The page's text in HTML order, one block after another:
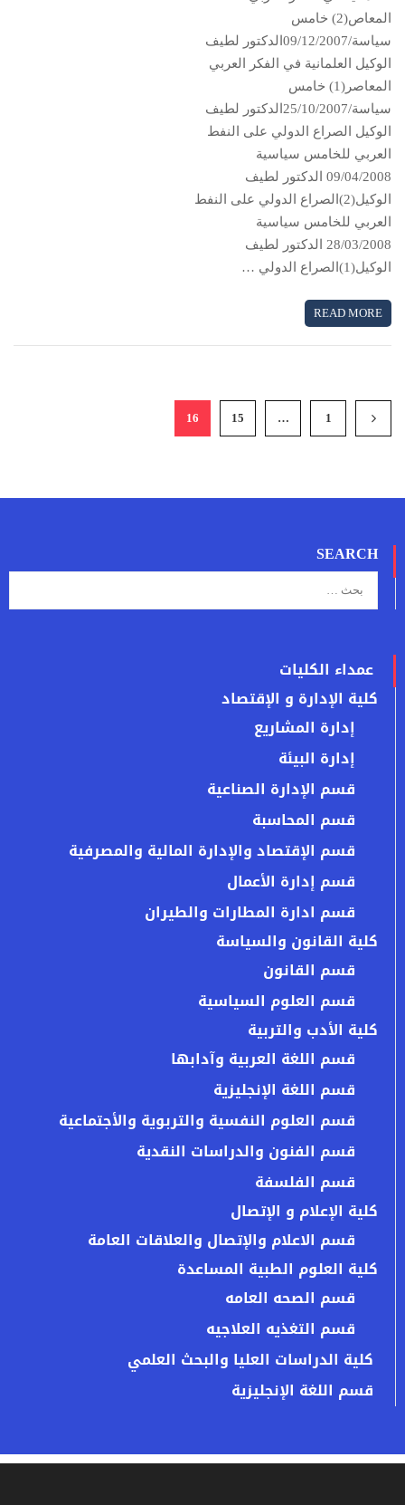
المعاص(2) خامس
سياسة/09/12/2007الدكتور لطيف
الوكيل العلمانية في الفكر العربي
المعاصر(1) خامس
سياسة/25/10/2007الدكتور لطيف
الوكيل الصراع الدولي على النفط
العربي للخامس سياسية
09/04/2008 الدكتور لطيف
الوكيل(2)الصراع الدولي على النفط
العربي للخامس سياسية
28/03/2008 الدكتور لطيف
الوكيل(1)الصراع الدولي …
READ MORE
1
…
15
16
SEARCH
عمداء الكليات
كلية الإدارة و الإقتصاد
إدارة المشاريع
إدارة البيئة
قسم الإدارة الصناعية
قسم المحاسبة
قسم الإقتصاد والإدارة المالية والمصرفية
قسم إدارة الأعمال
قسم ادارة المطارات والطيران
كلية القانون والسياسة
قسم القانون
قسم العلوم السياسية
كلية الأدب والتربية
قسم اللغة العربية وآدابها
قسم اللغة الإنجليزية
قسم العلوم النفسية والتربوية والأجتماعية
قسم الفنون والدراسات النقدية
قسم الفلسفة
كلية الإعلام و الإتصال
قسم الاعلام والإتصال والعلاقات العامة
كلية العلوم الطبية المساعدة
قسم الصحه العامه
قسم التغذيه العلاجيه
كلية الدراسات العليا والبحث العلمي
قسم اللغة الإنجليزية